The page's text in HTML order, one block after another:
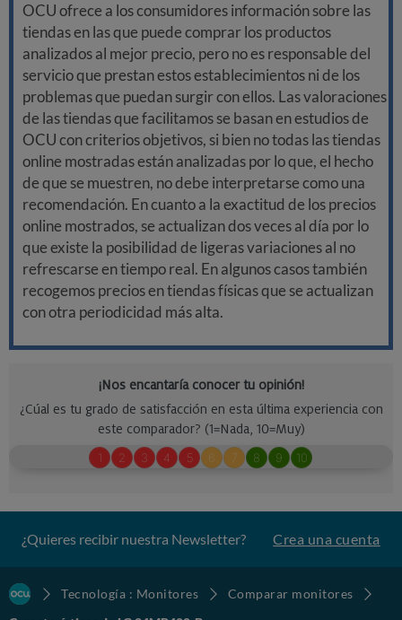
OCU ofrece a los consumidores información sobre las
tiendas en las que puede comprar los productos
analizados al mejor precio, pero no es responsable del
servicio que prestan estos establecimientos ni de los
problemas que puedan surgir con ellos. Las valoraciones
de las tiendas que facilitamos se basan en estudios de
OCU con criterios objetivos, si bien no todas las tiendas
online mostradas están analizadas por lo que, el hecho
de que se muestren, no debe interpretarse como una
recomendación. En cuanto a la exactitud de los precios
online mostrados, se actualizan dos veces al día por lo
que existe la posibilidad de ligeras variaciones al no
refrescarse en tiempo real. En algunos casos también
recogemos precios en tiendas físicas que se actualizan
con otra periodicidad más alta.
¿Quieres recibir nuestra Newsletter? Crea una cuenta
Tecnología : Monitores
Comparar monitores